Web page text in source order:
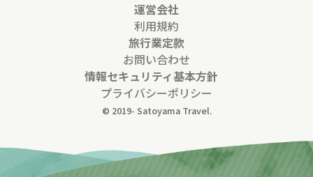
運営会社
利用規約
旅行業定款
お問い合わせ
情報セキュリティ基本方針
プライバシーポリシー
© 2019- Satoyama Travel.